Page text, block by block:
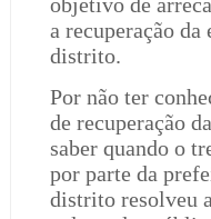
a recuperação da
distrito.
Por não ter
de recuperação
saber quando o
por parte da
distrito resolveu